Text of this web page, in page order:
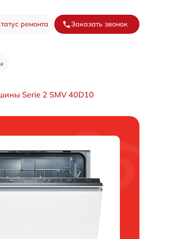
ремонта Заказать звонок
Serie 2 SMV 40D10